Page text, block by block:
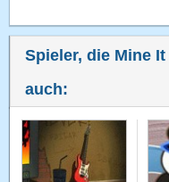
Spieler, die Mine
auch: